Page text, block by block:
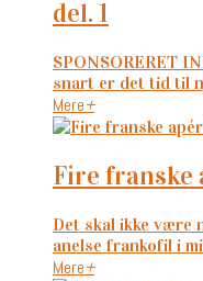
del. 1
SPONSORERET
snart er det tid til
Mere+
fire
Det skal ikke være
anelse frankofil i
Mere+